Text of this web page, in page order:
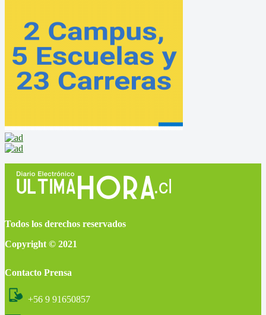
Todos los derechos reservados
Copyright © 2021
Contacto Prensa
+56 9 91650857